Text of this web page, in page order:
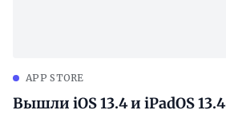
APP STORE
Вышли iOS 13.4 и iPadOS 13.4